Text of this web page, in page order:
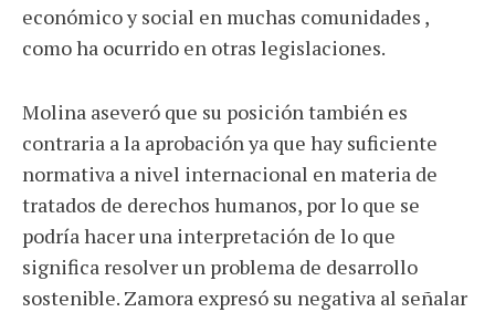
económico y social en muchas comunidades ,
como ha ocurrido en otras legislaciones.
Molina aseveró que su posición también es
contraria a la aprobación ya que hay suficiente
normativa a nivel internacional en materia de
tratados de derechos humanos, por lo que se
podría hacer una interpretación de lo que
significa resolver un problema de desarrollo
sostenible. Zamora expresó su negativa al señalar